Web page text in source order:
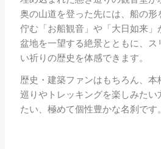
奥の山道を登った先には、船の
佇む「お船観音」や「大日如来
盆地を一望する絶景とともに、
い祈りの歴史を体感できます。
歴史・建築ファンはもちろん、本
巡りやトレッキングを楽しみたい
たい、極めて個性豊かな名刹です。